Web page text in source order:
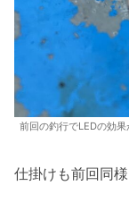
前回の釣行でLEDの効果
仕掛けも前回同様